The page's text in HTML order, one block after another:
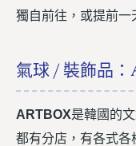
獨自前往，或提前一
氣球 / 裝飾品
ARTBOX是韓國的
都有分店，有各式各